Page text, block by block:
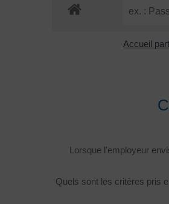
Accueil
Lorsque l'employeur
Quels sont les critères pris